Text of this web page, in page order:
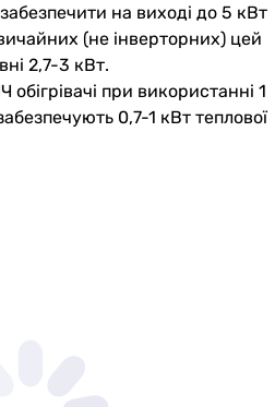
на виході до 5 кВт
(не інверторних) цей
2,7-3 кВт.
обігрівачі при використанні 1
0,7-1 кВт теплової